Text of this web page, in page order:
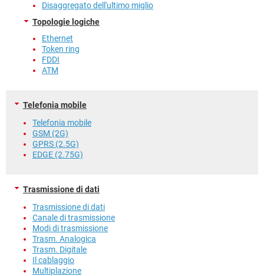
Disaggregato dell'ultimo miglio
Topologie logiche
Ethernet
Token ring
FDDI
ATM
Telefonia mobile
Telefonia mobile
GSM (2G)
GPRS (2.5G)
EDGE (2.75G)
Trasmissione di dati
Trasmissione di dati
Canale di trasmissione
Modi di trasmissione
Trasm. Analogica
Trasm. Digitale
Il cablaggio
Multiplazione